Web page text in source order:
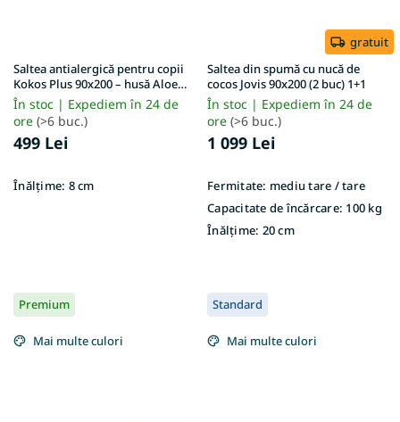
Saltea antialergică pentru copii
Kokos Plus 90x200 – husă Aloe
Vera
În stoc | Expediem în 24 de
ore (>6 buc.)
499 Lei
Înălțime: 8 cm
gratuit
Saltea din spumă cu nucă de
cocos Jovis 90x200 (2 buc) 1+1
În stoc | Expediem în 24 de
ore (>6 buc.)
1 099 Lei
Fermitate: mediu tare / tare
Capacitate de încărcare: 100 kg
Înălțime: 20 cm
Premium
Mai multe culori
Standard
Mai multe culori